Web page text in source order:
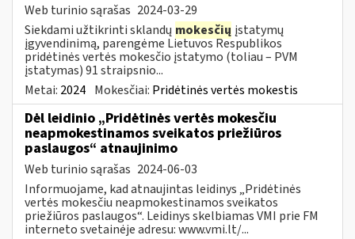
Web turinio sąrašas 2024-03-29
Siekdami užtikrinti sklandų mokesčių įstatymų
įgyvendinimą, parengėme Lietuvos Respublikos
pridėtinės vertės mokesčio įstatymo (toliau – PVM
įstatymas) 91 straipsnio...
Metai: 2024 Mokesčiai: Pridėtinės vertės mokestis
Dėl leidinio „Pridėtinės vertės mokesčiu
neapmokestinamos sveikatos priežiūros
paslaugos“ atnaujinimo
Web turinio sąrašas 2024-06-03
Informuojame, kad atnaujintas leidinys „Pridėtinės
vertės mokesčiu neapmokestinamos sveikatos
priežiūros paslaugos“. Leidinys skelbiamas VMI prie FM
interneto svetainėje adresu: www.vmi.lt/...